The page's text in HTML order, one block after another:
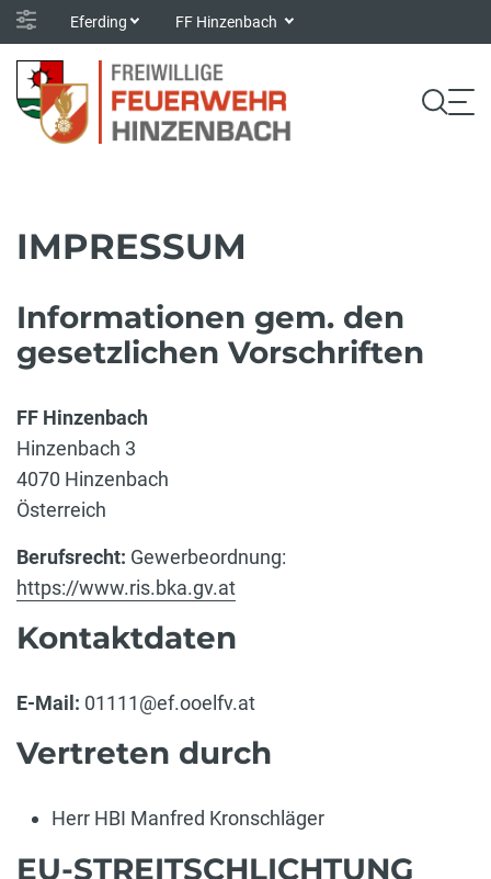
Eferding FF Hinzenbach
IMPRESSUM
Informationen gem. den
gesetzlichen Vorschriften
FF Hinzenbach
Hinzenbach 3
4070 Hinzenbach
Österreich
Berufsrecht: Gewerbeordnung:
https://www.ris.bka.gv.at
Kontaktdaten
E-Mail: 01111@ef.ooelfv.at
Vertreten durch
Herr HBI Manfred Kronschläger
EU-STREITSCHLICHTUNG